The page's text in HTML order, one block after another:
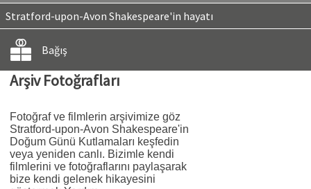
Stratford-upon-Avon Shakespeare'in hayatı
Bağış
Arşiv Fotoğrafları
Fotoğraf ve filmlerin arşivimize göz
Stratford-upon-Avon Shakespeare'in
Doğum Günü Kutlamaları keşfedin
veya yeniden canlı. Bizimle kendi
filmlerini ve fotoğraflarını paylaşarak
bize kendi gelenek hikayesini